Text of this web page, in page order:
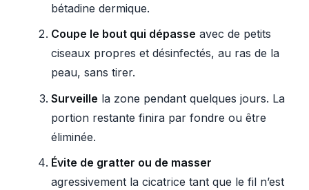
bétadine dermique.
Coupe le bout qui dépasse avec de petits
ciseaux propres et désinfectés, au ras de la
peau, sans tirer.
Surveille la zone pendant quelques jours. La
portion restante finira par fondre ou être
éliminée.
Évite de gratter ou de masser
agressivement la cicatrice tant que le fil n’est